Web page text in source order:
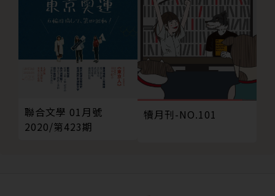
聯合文學 01月號
2020/第423期
犢月刊-NO.101